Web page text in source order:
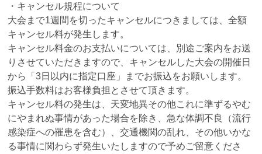
・キャンセル規程について
大会まで1週間を切ったキャンセルにつきましては、全額
キャンセル料が発生します。
キャンセル料金のお支払いについては、別途ご案内をお送
りさせていただきますので、キャンセルした大会の開催日
から「3日以内に指定口座」までお振込をお願いします。
振込手数料はお客様負担とさせて頂きます。
キャンセル料の発生は、天変地異その他これに準ずるやむ
にやまれぬ事情があった場合を除き、急な体調不良（流行
感染症への罹患を含む）、交通機関の乱れ、その他いかな
る事情に関わらず発生いたしますので予めご留意くださ